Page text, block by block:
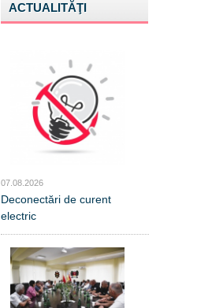
ACTUALITĂŢI
07.08.2026
Deconectări de curent
electric